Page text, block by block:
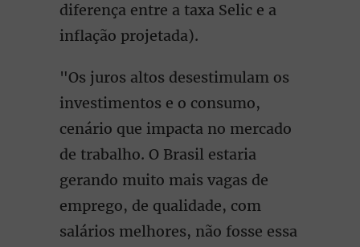
diferença entre a taxa Selic e a
inflação projetada).
"Os juros altos desestimulam os
investimentos e o consumo,
cenário que impacta no mercado
de trabalho. O Brasil estaria
gerando muito mais vagas de
emprego, de qualidade, com
salários melhores, não fosse essa